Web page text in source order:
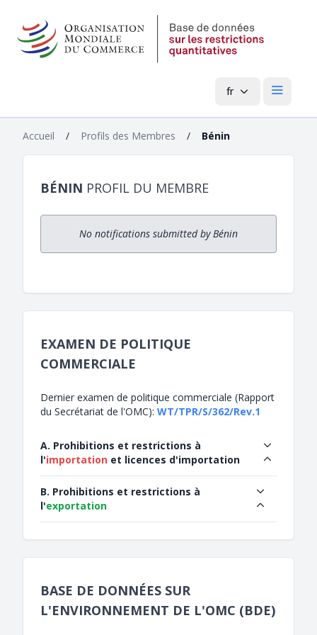
fr Menu
Accueil / Profils des Membres / Bénin
BÉNIN PROFIL DU MEMBRE
No notifications submitted by Bénin
EXAMEN DE POLITIQUE
COMMERCIALE
Dernier examen de politique commerciale (Rapport
du Secrétariat de l'OMC): WT/TPR/S/362/Rev.1
A. Prohibitions et restrictions à
l'importation et licences d'importation
B. Prohibitions et restrictions à
l'exportation
BASE DE DONNÉES SUR
L'ENVIRONNEMENT DE L'OMC (BDE)